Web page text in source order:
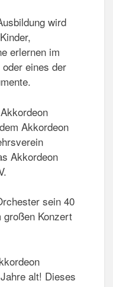
wird
erlernen im
eines der
Akkordeon
Akkordeon
sein 40
großen Konzert
alt! Dieses